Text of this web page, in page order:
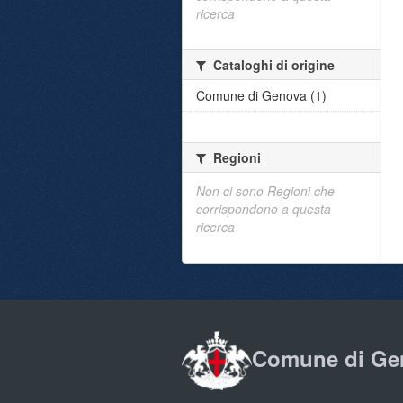
ricerca
Cataloghi di origine
Comune di Genova (1)
Regioni
Non ci sono Regioni che
corrispondono a questa
ricerca
Comune di